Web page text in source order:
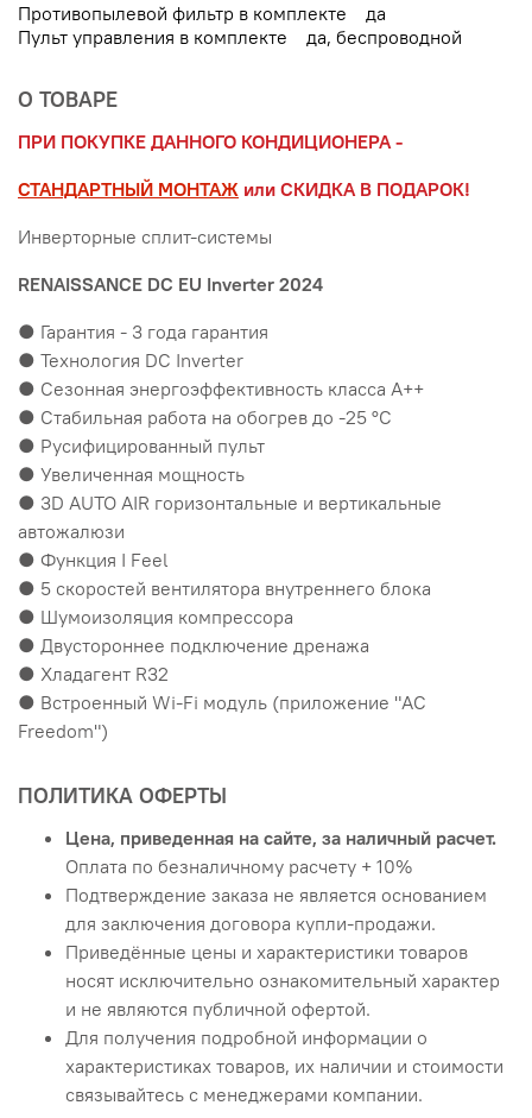
Противопылевой фильтр в комплекте да
Пульт управления в комплекте да, беспроводной
О ТОВАРЕ
ПРИ ПОКУПКЕ ДАННОГО КОНДИЦИОНЕРА -
СТАНДАРТНЫЙ МОНТАЖ или СКИДКА В ПОДАРОК!
Инверторные сплит-системы
RENAISSANCE DC EU Inverter 2024
● Гарантия - 3 года гарантия
● Технология DC Inverter
● Сезонная энергоэффективность класса А++
● Стабильная работа на обогрев до -25 °С
● Русифицированный пульт
● Увеличенная мощность
● 3D AUTO AIR горизонтальные и вертикальные
автожалюзи
● Функция I Feel
● 5 скоростей вентилятора внутреннего блока
● Шумоизоляция компрессора
● Двустороннее подключение дренажа
● Хладагент R32
● Встроенный Wi-Fi модуль (приложение "AC
Freedom")
ПОЛИТИКА ОФЕРТЫ
Цена, приведенная на сайте, за наличный расчет.
Оплата по безналичному расчету + 10%
Подтверждение заказа не является основанием
для заключения договора купли-продажи.
Приведённые цены и характеристики товаров
носят исключительно ознакомительный характер
и не являются публичной офертой.
Для получения подробной информации о
характеристиках товаров, их наличии и стоимости
связывайтесь с менеджерами компании.